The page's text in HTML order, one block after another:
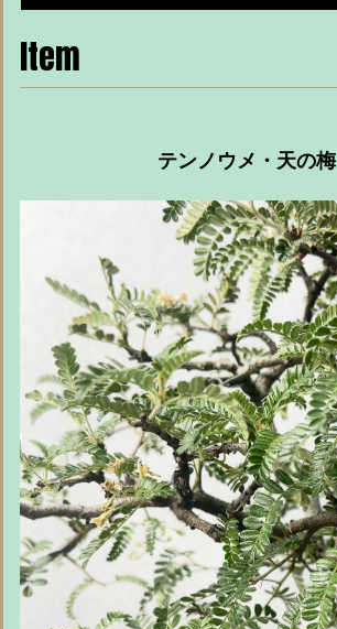
Item
テンノウメ・天の梅